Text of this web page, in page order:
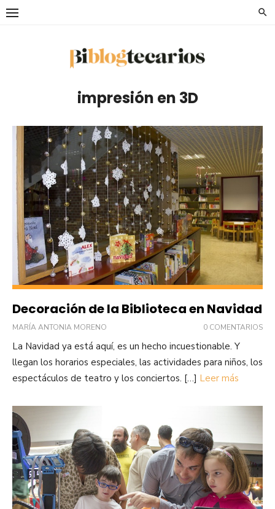
Saltar
impresión en 3D
Decoración de la Biblioteca en Navidad
MARÍA ANTONIA MORENO 0 COMENTARIOS
La Navidad ya está aquí, es un hecho incuestionable. Y
llegan los horarios especiales, las actividades para niños, los
espectáculos de teatro y los conciertos. […] Leer más